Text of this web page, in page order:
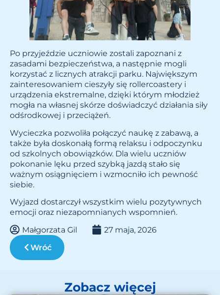
Po przyjeździe uczniowie zostali zapoznani z
zasadami bezpieczeństwa, a następnie mogli
korzystać z licznych atrakcji parku. Największym
zainteresowaniem cieszyły się rollercoastery i
urządzenia ekstremalne, dzięki którym młodzież
mogła na własnej skórze doświadczyć działania siły
odśrodkowej i przeciążeń.
Wycieczka pozwoliła połączyć naukę z zabawą, a
także była doskonałą formą relaksu i odpoczynku
od szkolnych obowiązków. Dla wielu uczniów
pokonanie lęku przed szybką jazdą stało się
ważnym osiągnięciem i wzmocniło ich pewność
siebie.
Wyjazd dostarczył wszystkim wielu pozytywnych
emocji oraz niezapomnianych wspomnień.
Małgorzata Gil
27 maja, 2026
Wróć
Zobacz więcej